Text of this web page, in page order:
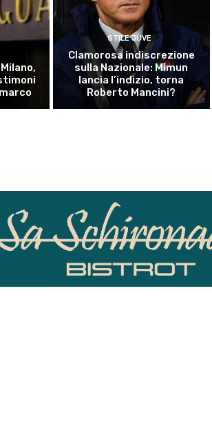
STILE JUVE
Clamorosa indiscrezione
sulla Nazionale: Mimun
lancia l’indizio, torna
Roberto Mancini?